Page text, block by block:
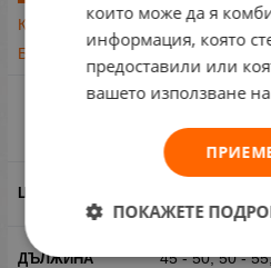
Купи на изплащане
Бърза поръчка
Естествена
55см
45 - 50, 50 -
които може да я
информация, която
предоставили или
вашето използване
ПОКАЖЕТЕ